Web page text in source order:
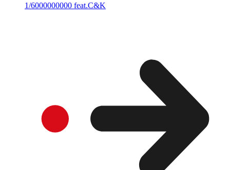
1/6000000000 feat.C&K